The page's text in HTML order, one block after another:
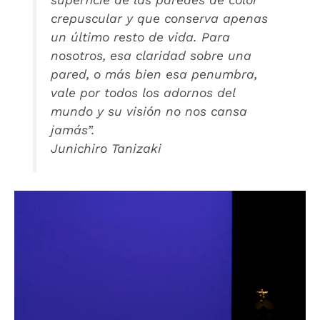
crepuscular y que conserva apenas
un último resto de vida. Para
nosotros, esa claridad sobre una
pared, o más bien esa penumbra,
vale por todos los adornos del
mundo y su visión no nos cansa
jamás”.
Junichiro Tanizaki